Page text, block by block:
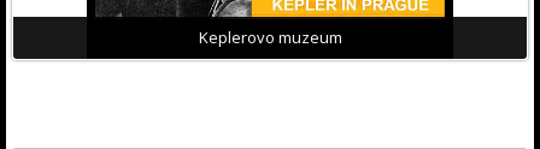
Keplerovo muzeum